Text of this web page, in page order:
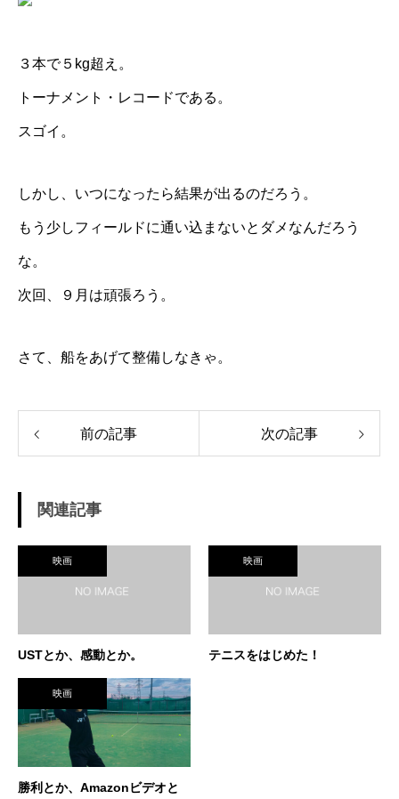
３本で５kg超え。
トーナメント・レコードである。
スゴイ。
しかし、いつになったら結果が出るのだろう。
もう少しフィールドに通い込まないとダメなんだろう
な。
次回、９月は頑張ろう。
さて、船をあげて整備しなきゃ。
前の記事 次の記事
関連記事
映画
USTとか、感動とか。
映画
テニスをはじめた！
映画
勝利とか、Amazonビデオと